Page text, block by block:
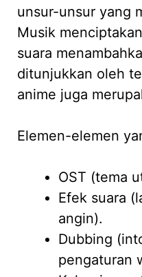
unsur-unsur yang
Musik
suara
ditunjukkan oleh
anime juga
Elemen-elemen
OST (tema
Efek suara
angin).
Dubbing
pengaturan